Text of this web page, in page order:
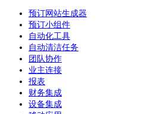
预订网站生成器
预订小组件
自动化工具
自动清洁任务
团队协作
业主连接
报表
财务集成
设备集成